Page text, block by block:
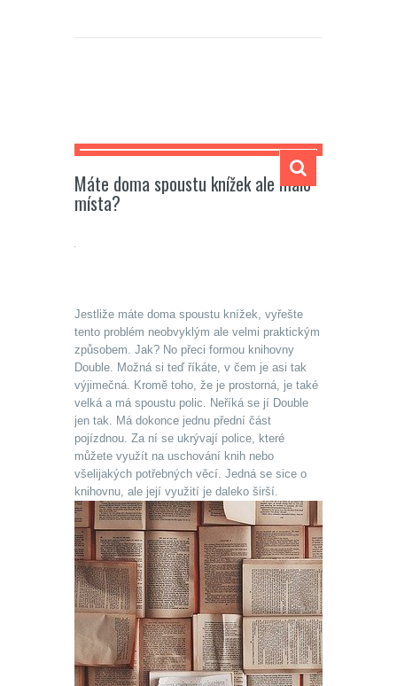
Máte doma spoustu knížek ale málo
místa?
Jestliže máte doma spoustu knížek, vyřešte
tento problém neobvyklým ale velmi praktickým
způsobem. Jak? No přeci formou knihovny
Double. Možná si teď říkáte, v čem je asi tak
výjimečná. Kromě toho, že je prostorná, je také
velká a má spoustu polic. Neříká se jí Double
jen tak. Má dokonce jednu přední část
pojízdnou. Za ní se ukrývají police, které
můžete využít na uschování knih nebo
všelijakých potřebných věcí. Jedná se sice o
knihovnu, ale její využití je daleko širší.